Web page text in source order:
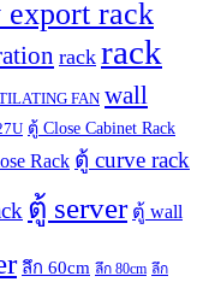
export rack
rack rack
FAN wall
ตู้ Close Cabinet Rack
Rack ตู้ curve rack
ตู้ server ตู้ wall
ลึก 60cm ลึก 80cm ลึก